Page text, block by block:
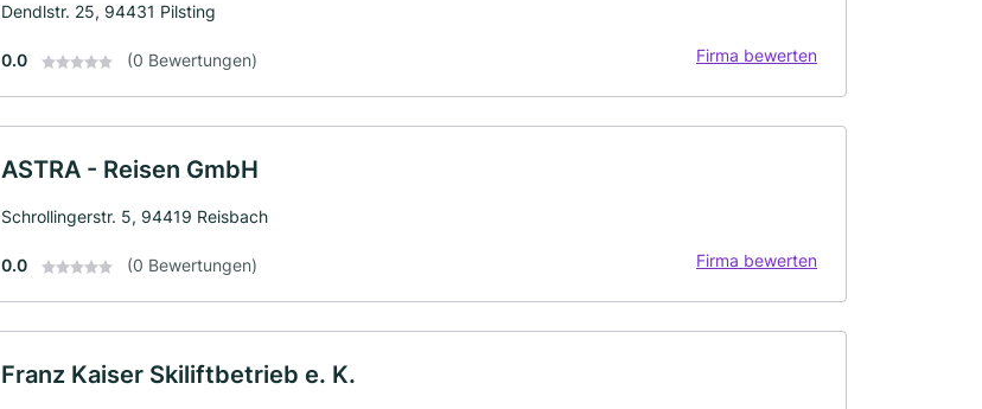
Dendlstr. 25, 94431 Pilsting
0.0 (0 Bewertungen) Firma bewerten
ASTRA - Reisen GmbH
Schrollingerstr. 5, 94419 Reisbach
0.0 (0 Bewertungen) Firma bewerten
Franz Kaiser Skiliftbetrieb e. K.